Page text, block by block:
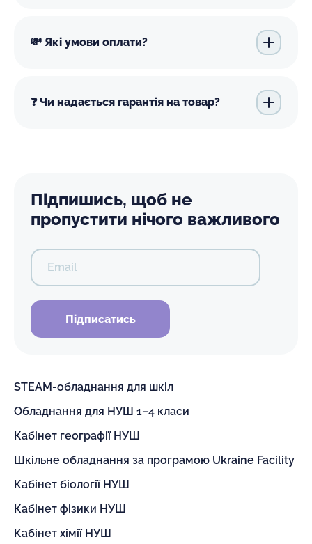
💸 Які умови оплати?
❓ Чи надається гарантія на товар?
Підпишись, щоб не
пропустити нічого важливого
Email
Підписатись
STEAM-обладнання для шкіл
Обладнання для НУШ 1–4 класи
Кабінет географії НУШ
Шкільне обладнання за програмою Ukraine Facility
Кабінет біології НУШ
Кабінет фізики НУШ
Кабінет хімії НУШ